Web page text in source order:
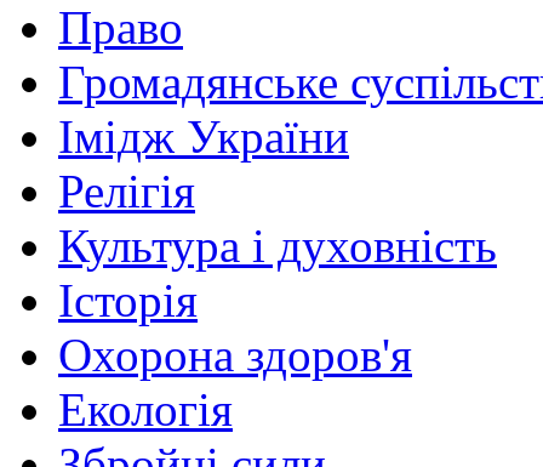
Право
Громадянське
Імідж України
Релігія
Культура і духовність
Історія
Охорона здоров'я
Екологія